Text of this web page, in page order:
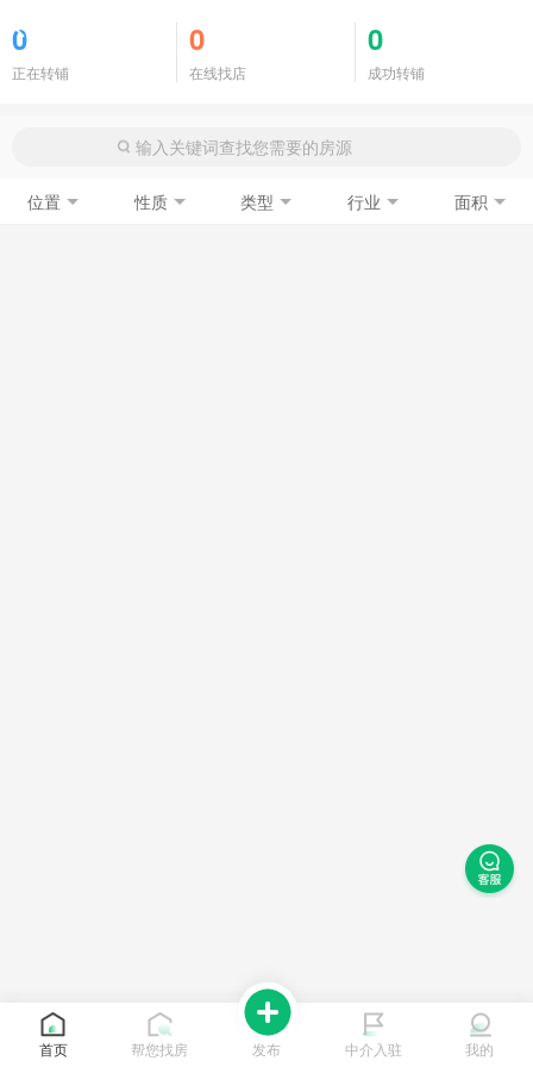
0
正在转铺
0
在线找店
0
成功转铺
位置 性质 类型 行业 面积
首页 帮您找房 发布 中介入驻 我的